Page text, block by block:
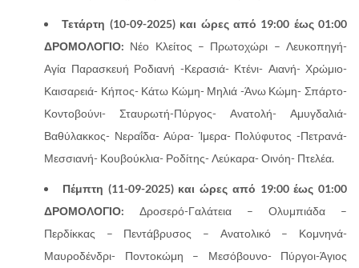
Τετάρτη (10-09-2025) και ώρες από 19:00 έως 01:00
ΔΡΟΜΟΛΟΓΙΟ: Νέο Κλείτος – Πρωτοχώρι – Λευκοπηγή-
Αγία Παρασκευή Ροδιανή -Κερασιά- Κτένι- Αιανή- Χρώμιο-
Καισαρειά- Κήπος- Κάτω Κώμη- Μηλιά -Άνω Κώμη- Σπάρτο-
Κοντοβούνι- Σταυρωτή-Πύργος- Ανατολή- Αμυγδαλιά-
Βαθύλακκος- Νεραΐδα- Αύρα- Ίμερα- Πολύφυτος -Πετρανά-
Μεσσιανή- Κουβούκλια- Ροδίτης- Λεύκαρα- Οινόη- Πτελέα.
Πέμπτη (11-09-2025) και ώρες από 19:00 έως 01:00
ΔΡΟΜΟΛΟΓΙΟ: Δροσερό-Γαλάτεια – Ολυμπιάδα –
Περδίκκας – Πεντάβρυσος – Ανατολικό – Κομνηνά-
Μαυροδένδρι- Ποντοκώμη – Μεσόβουνο- Πύργοι-Άγιος